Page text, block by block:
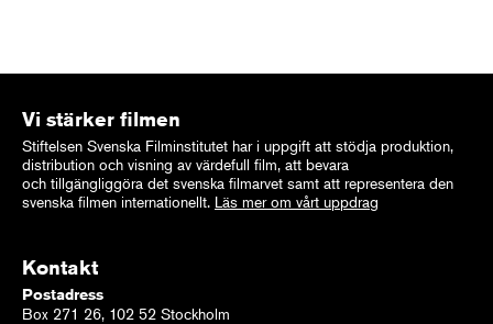
Vi stärker filmen
Stiftelsen Svenska Filminstitutet har i uppgift att stödja produktion,
distribution och visning av värdefull film, att bevara
och tillgängliggöra det svenska filmarvet samt att representera den
svenska filmen internationellt. Läs mer om vårt uppdrag
Kontakt
Postadress
Box 271 26, 102 52 Stockholm